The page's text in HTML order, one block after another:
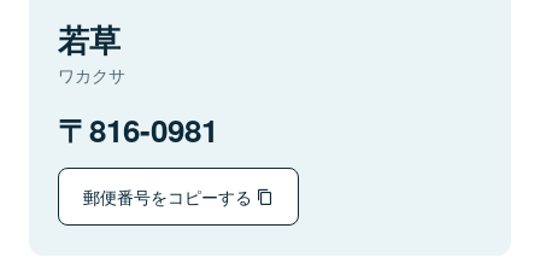
若草
ワカクサ
816-0981
郵便番号をコピーする